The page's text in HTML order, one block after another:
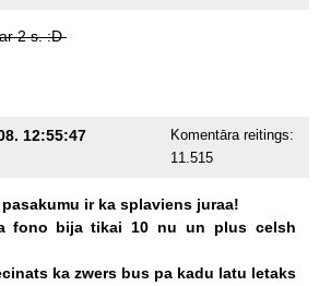
2 s. :D
12:55:47
Komentāra reitings:
11.515
pasakumu ir ka splaviens juraa!
fono bija tikai 10 nu un plus celsh
ka zwers bus pa kadu latu letaks